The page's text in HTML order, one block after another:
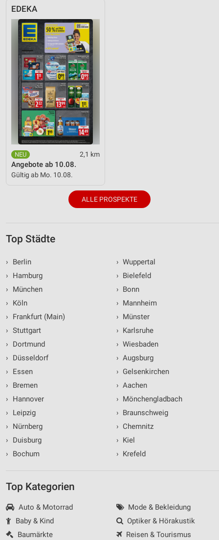
EDEKA
2,1 km
Angebote ab 10.08.
Gültig ab Mo. 10.08.
ALLE PROSPEKTE
Top Städte
›
Berlin
›
Hamburg
›
München
›
Köln
›
Frankfurt (Main)
› Stuttgart
›
Dortmund
›
Düsseldorf
›
Essen
›
Bremen
›
Hannover
›
Leipzig
›
Nürnberg
›
Duisburg
›
Bochum
› Wuppertal
› Bielefeld
› Bonn
› Mannheim
› Münster
› Karlsruhe
› Wiesbaden
› Augsburg
› Gelsenkirchen
› Aachen
› Mönchengladbach
› Braunschweig
› Chemnitz
› Kiel
› Krefeld
Top Kategorien
Auto & Motorrad
Baby & Kind
Baumärkte
Mode & Bekleidung
Optiker & Hörakustik
Reisen & Tourismus